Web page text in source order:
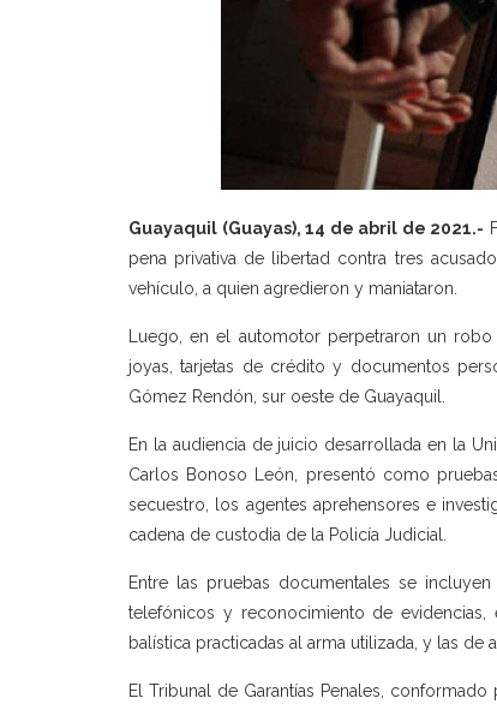
Guayaquil (Guayas), 14 de abril de 2021.-
pena privativa de libertad contra tres
vehículo, a quien agredieron y maniataron.
Luego, en el automotor perpetraron un
joyas, tarjetas de crédito y documentos
Gómez Rendón, sur oeste de Guayaquil.
En la audiencia de juicio desarrollada en la
Carlos Bonoso León, presentó como
secuestro, los agentes aprehensores e
cadena de custodia de la Policía Judicial.
Entre las pruebas documentales se
telefónicos y reconocimiento de
balística practicadas al arma utilizada, y las
El Tribunal de Garantías Penales,